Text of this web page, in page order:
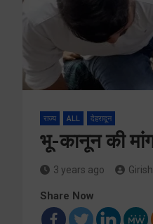
राज्य ALL देहरादून
भू-कानून की
3 years ago
Share Now